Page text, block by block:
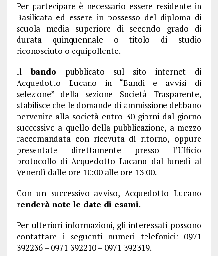
Per partecipare è necessario essere residente in
Basilicata ed essere in possesso del diploma di
scuola media superiore di secondo grado di
durata quinquennale o titolo di studio
riconosciuto o equipollente.
Ilbando pubblicato sul sito internet di
Acquedotto Lucano in “Bandi e avvisi di
selezione” della sezione Società Trasparente,
stabilisce che le domande di ammissione debbano
pervenire alla società entro 30 giorni dal giorno
successivo a quello della pubblicazione, a mezzo
raccomandata con ricevuta di ritorno, oppure
presentate direttamente presso l’Ufficio
protocollo di Acquedotto Lucano dal lunedì al
Venerdì dalle ore 10:00 alle ore 13:00.
Con un successivo avviso, Acquedotto Lucano
renderà note le date di esami.
Per ulteriori informazioni, gli interessati possono
contattare i seguenti numeri telefonici: 0971
392236 – 0971 392210 – 0971 392319.